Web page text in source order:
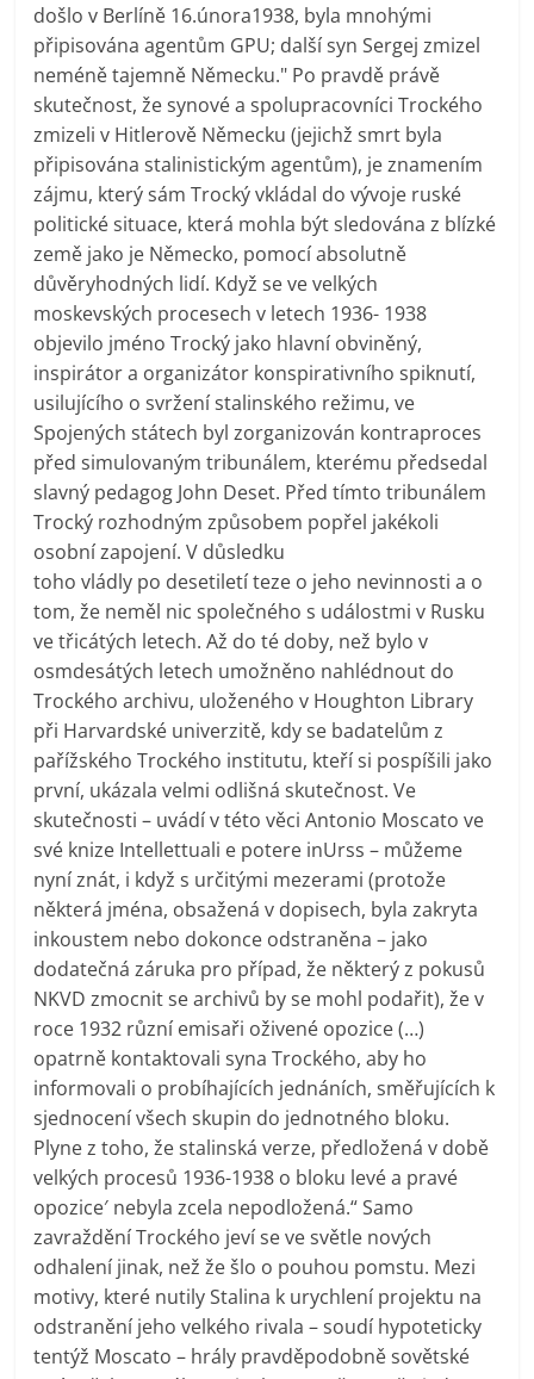
došlo v Berlíně 16.února1938, byla mnohými
připisována agentům GPU; další syn Sergej zmizel
neméně tajemně Německu." Po pravdě právě
skutečnost, že synové a spolupracovníci Trockého
zmizeli v Hitlerově Německu (jejichž smrt byla
připisována stalinistickým agentům), je znamením
zájmu, který sám Trocký vkládal do vývoje ruské
politické situace, která mohla být sledována z blízké
země jako je Německo, pomocí absolutně
důvěryhodných lidí. Když se ve velkých
moskevských procesech v letech 1936- 1938
objevilo jméno Trocký jako hlavní obviněný,
inspirátor a organizátor konspirativního spiknutí,
usilujícího o svržení stalinského režimu, ve
Spojených státech byl zorganizován kontraproces
před simulovaným tribunálem, kterému předsedal
slavný pedagog John Deset. Před tímto tribunálem
Trocký rozhodným způsobem popřel jakékoli
osobní zapojení. V důsledku
toho vládly po desetiletí teze o jeho nevinnosti a o
tom, že neměl nic společného s událostmi v Rusku
ve třicátých letech. Až do té doby, než bylo v
osmdesátých letech umožněno nahlédnout do
Trockého archivu, uloženého v Houghton Library
při Harvardské univerzitě, kdy se badatelům z
pařížského Trockého institutu, kteří si pospíšili jako
první, ukázala velmi odlišná skutečnost. Ve
skutečnosti – uvádí v této věci Antonio Moscato ve
své knize Intellettuali e potere inUrss – můžeme
nyní znát, i když s určitými mezerami (protože
některá jména, obsažená v dopisech, byla zakryta
inkoustem nebo dokonce odstraněna – jako
dodatečná záruka pro případ, že některý z pokusů
NKVD zmocnit se archivů by se mohl podařit), že v
roce 1932 různí emisaři oživené opozice (…)
opatrně kontaktovali syna Trockého, aby ho
informovali o probíhajících jednáních, směřujících k
sjednocení všech skupin do jednotného bloku.
Plyne z toho, že stalinská verze, předložená v době
velkých procesů 1936-1938 o bloku levé a pravé
opozice′ nebyla zcela nepodložená.“ Samo
zavraždění Trockého jeví se ve světle nových
odhalení jinak, než že šlo o pouhou pomstu. Mezi
motivy, které nutily Stalina k urychlení projektu na
odstranění jeho velkého rivala – soudí hypoteticky
tentýž Moscato – hrály pravděpodobně sovětské